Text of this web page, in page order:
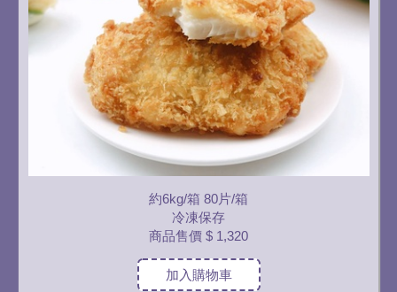
約6kg/箱 80片/箱
冷凍保存
商品售價 $ 1,320
加入購物車